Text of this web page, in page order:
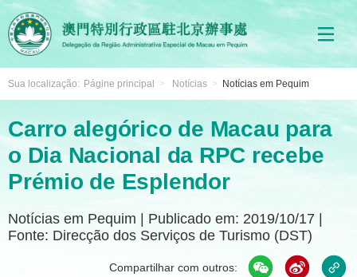
Sua localização: Págine principal > Notícias > Notícias em Pequim
Carro alegórico de Macau para
o Dia Nacional da RPC recebe
Prémio de Esplendor
Notícias em Pequim | Publicado em: 2019/10/17 |
Fonte: Direcção dos Serviços de Turismo (DST)
Compartilhar com outros: